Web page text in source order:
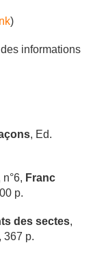
)
informations
, Ed.
Franc
p.
des sectes,
367 p.